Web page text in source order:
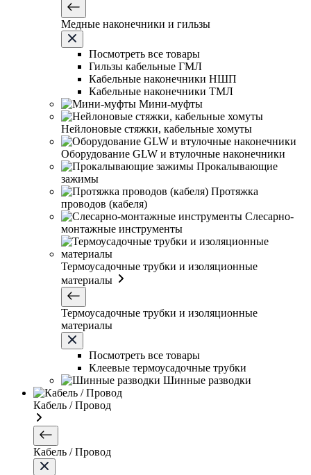
Медные наконечники и гильзы
Посмотреть все товары
Гильзы кабельные ГМЛ
Кабельные наконечники НШП
Кабельные наконечники ТМЛ
Мини-муфты
Нейлоновые стяжки, кабельные хомуты
Оборудование GLW и втулочные наконечники
Прокалывающие
зажимы
Протяжка
проводов (кабеля)
Слесарно-
монтажные инструменты
Термоусадочные трубки и изоляционные
материалы
Термоусадочные трубки и изоляционные
материалы
Посмотреть все товары
Клеевые термоусадочные трубки
Шинные разводки
Кабель / Провод
Кабель / Провод